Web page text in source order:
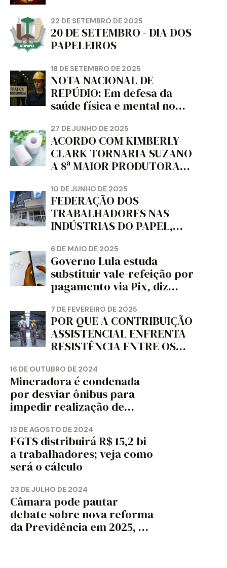
22 DE SETEMBRO DE 2025
20 DE SETEMBRO - DIA DOS
PAPELEIROS
18 DE SETEMBRO DE 2025
NOTA NACIONAL DE
REPÚDIO: Em defesa da
saúde física e mental no
da dignidade sindical.
27 DE JUNHO DE 2025
ACORDO COM KIMBERLY-
CLARK TORNARIA SUZANO
A 8ª MAIOR PRODUTORA
MUNDO, DIZ FITCH
10 DE JUNHO DE 2025
FEDERAÇÃO DOS
TRABALHADORES NAS
INDÚSTRIAS DO PAPEL,
CORTIÇA E ARTEFATOS DE
PAPEL DO ESTADO DO
PARANÁ – FETRAPEL-PR
6 DE MAIO DE 2025
Governo Lula estuda
substituir vale-refeição por
pagamento via Pix, diz
7 DE FEVEREIRO DE 2025
POR QUE A CONTRIBUIÇÃO
ASSISTENCIAL ENFRENTA
RESISTÊNCIA ENTRE OS
16 DE OUTUBRO DE 2024
Mineradora é condenada
por desviar ônibus para
impedir realização de
13 DE AGOSTO DE 2024
FGTS distribuirá R$ 15,2 bi
a trabalhadores; veja como
será o cálculo
23 DE JULHO DE 2024
Câmara pode pautar
debate sobre nova reforma
da Previdência em 2025, diz